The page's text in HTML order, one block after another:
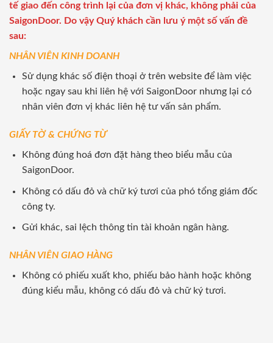
tế giao đến công trình lại của đơn vị khác, không phải của
SaigonDoor. Do vậy Quý khách cần lưu ý một số vấn đề
sau:
NHÂN VIÊN KINH DOANH
Sử dụng khác số điện thoại ở trên website để làm việc
hoặc ngay sau khi liên hệ với SaigonDoor nhưng lại có
nhân viên đơn vị khác liên hệ tư vấn sản phẩm.
GIẤY TỜ & CHỨNG TỪ
Không đúng hoá đơn đặt hàng theo biểu mẫu của
SaigonDoor.
Không có dấu đỏ và chữ ký tươi của phó tổng giám đốc
công ty.
Gửi khác, sai lệch thông tin tài khoản ngân hàng.
NHÂN VIÊN GIAO HÀNG
Không có phiếu xuất kho, phiếu bảo hành hoặc không
đúng kiểu mẫu, không có dấu đỏ và chữ ký tươi.